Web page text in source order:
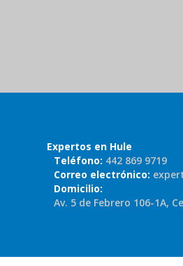
Expertos en Hule
Teléfono: 442 869 9719
Correo electrónico:
Domicilio:
Av. 5 de Febrero 106-1A,